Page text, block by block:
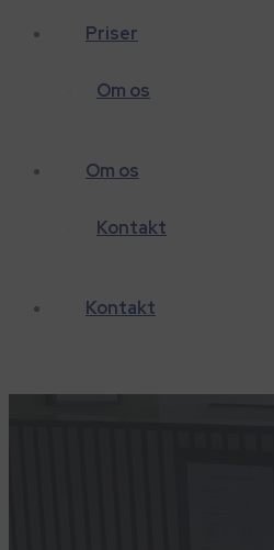
Om os
Kontakt
Priser
Om os
Kontakt